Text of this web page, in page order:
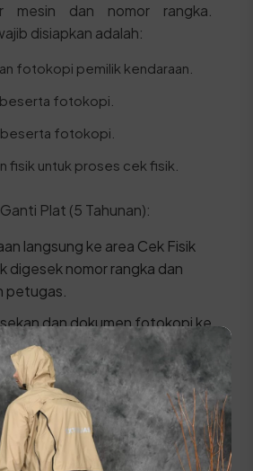
mesin dan nomor rangka.
disiapkan adalah:
fotokopi pemilik kendaraan.
beserta fotokopi.
beserta fotokopi.
fisik untuk proses cek fisik.
Plat (5 Tahunan):
langsung ke area Cek Fisik
digesek nomor rangka dan
petugas.
dan dokumen fotokopi ke
untuk dilegalisir.
permohonan
tahun.
ke Loket Pendaftaran
Induk).